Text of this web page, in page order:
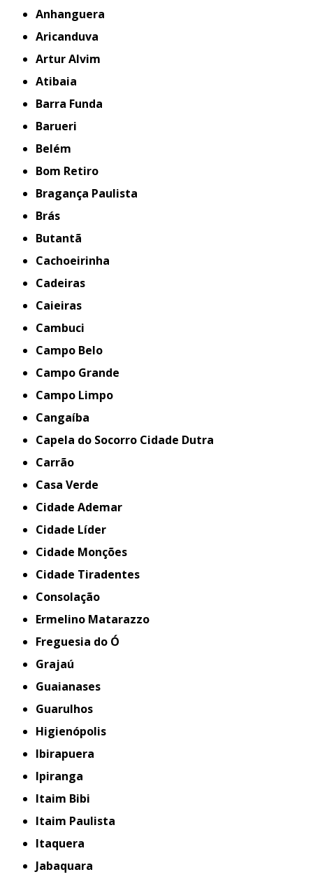
Anhanguera
Aricanduva
Artur Alvim
Atibaia
Barra Funda
Barueri
Belém
Bom Retiro
Bragança Paulista
Brás
Butantã
Cachoeirinha
Cadeiras
Caieiras
Cambuci
Campo Belo
Campo Grande
Campo Limpo
Cangaíba
Capela do Socorro Cidade Dutra
Carrão
Casa Verde
Cidade Ademar
Cidade Líder
Cidade Monções
Cidade Tiradentes
Consolação
Ermelino Matarazzo
Freguesia do Ó
Grajaú
Guaianases
Guarulhos
Higienópolis
Ibirapuera
Ipiranga
Itaim Bibi
Itaim Paulista
Itaquera
Jabaquara